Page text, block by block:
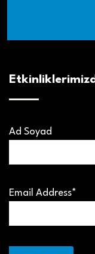
Ad Soyad
Email Address*